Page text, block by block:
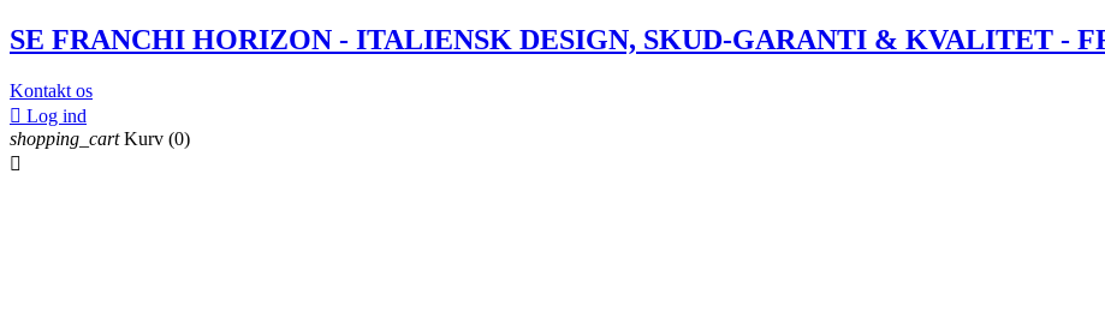
SE FRANCHI HORIZON - ITALIENSK DESIGN, SKUD-GARANTI & KVALITET -
Kontakt os
 Log ind
shopping_cart Kurv (0)
